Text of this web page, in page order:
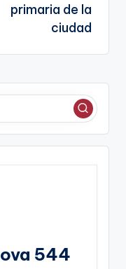
primaria de la
ciudad
544